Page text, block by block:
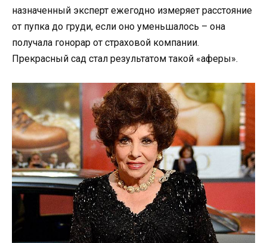
назначенный эксперт ежегодно измеряет расстояние
от пупка до груди, если оно уменьшалось – она
получала гонорар от страховой компании.
Прекрасный сад стал результатом такой «аферы».